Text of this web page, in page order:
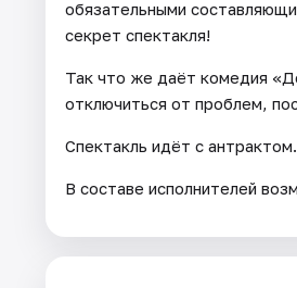
обязательными
секрет спектакля!
Так что же даёт комедия
отключиться от проблем,
Спектакль идёт с антрактом.
В составе исполнителей